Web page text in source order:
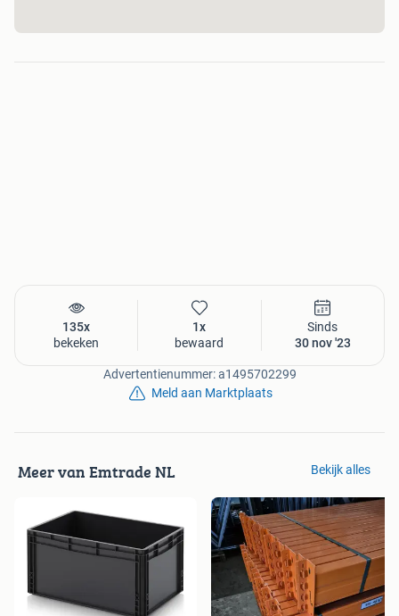
Bezoek onze website voor meer informatie:
135x
bekeken
1x
bewaard
Sinds
30 nov '23
Advertentienummer: a1495702299
Meld aan Marktplaats
Meer van Emtrade NL Bekijk alles